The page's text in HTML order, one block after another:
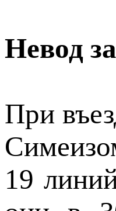
Невод
При
19